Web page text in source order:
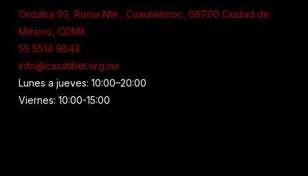
Orizaba 93, Roma Nte., Cuauhtémoc, 06700 Ciudad de
México, CDMX
55 5514 9643
info@casatibet.org.mx
Lunes a jueves: 10:00–20:00
Viernes: 10:00-15:00